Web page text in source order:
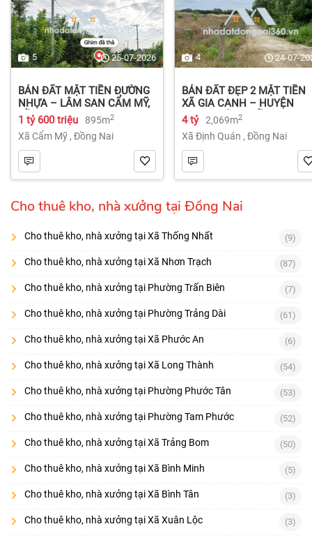
5 25-07-2026
BÁN ĐẤT MẶT TIỀN ĐƯỜNG
NHỰA – LÂM SAN CẨM MỸ,
ĐỒNG NAI.
1 tỷ 600 triệu 895m2
Xã Cẩm Mỹ , Đồng Nai
4 24-07-
BÁN ĐẤT ĐẸP 2 MẶT TIỀN
XÃ GIA CANH – HUYỆN
ĐỊNH QUÁN – ĐỒNG NAI dt
2.069m² 4 tỷ
4 tỷ 2,069m2
Xã Định Quán , Đồng Nai
Cho thuê kho, nhà xưởng tại Đồng Nai
Cho thuê kho, nhà xưởng tại Xã Thống Nhất (9)
Cho thuê kho, nhà xưởng tại Xã Nhơn Trạch (87)
Cho thuê kho, nhà xưởng tại Phường Trấn Biên (7)
Cho thuê kho, nhà xưởng tại Phường Trảng Dài (61)
Cho thuê kho, nhà xưởng tại Xã Phước An (6)
Cho thuê kho, nhà xưởng tại Xã Long Thành (54)
Cho thuê kho, nhà xưởng tại Phường Phước Tân (53)
Cho thuê kho, nhà xưởng tại Phường Tam Phước (52)
Cho thuê kho, nhà xưởng tại Xã Trảng Bom (50)
Cho thuê kho, nhà xưởng tại Xã Bình Minh (5)
Cho thuê kho, nhà xưởng tại Xã Bình Tân (3)
Cho thuê kho, nhà xưởng tại Xã Xuân Lộc (3)